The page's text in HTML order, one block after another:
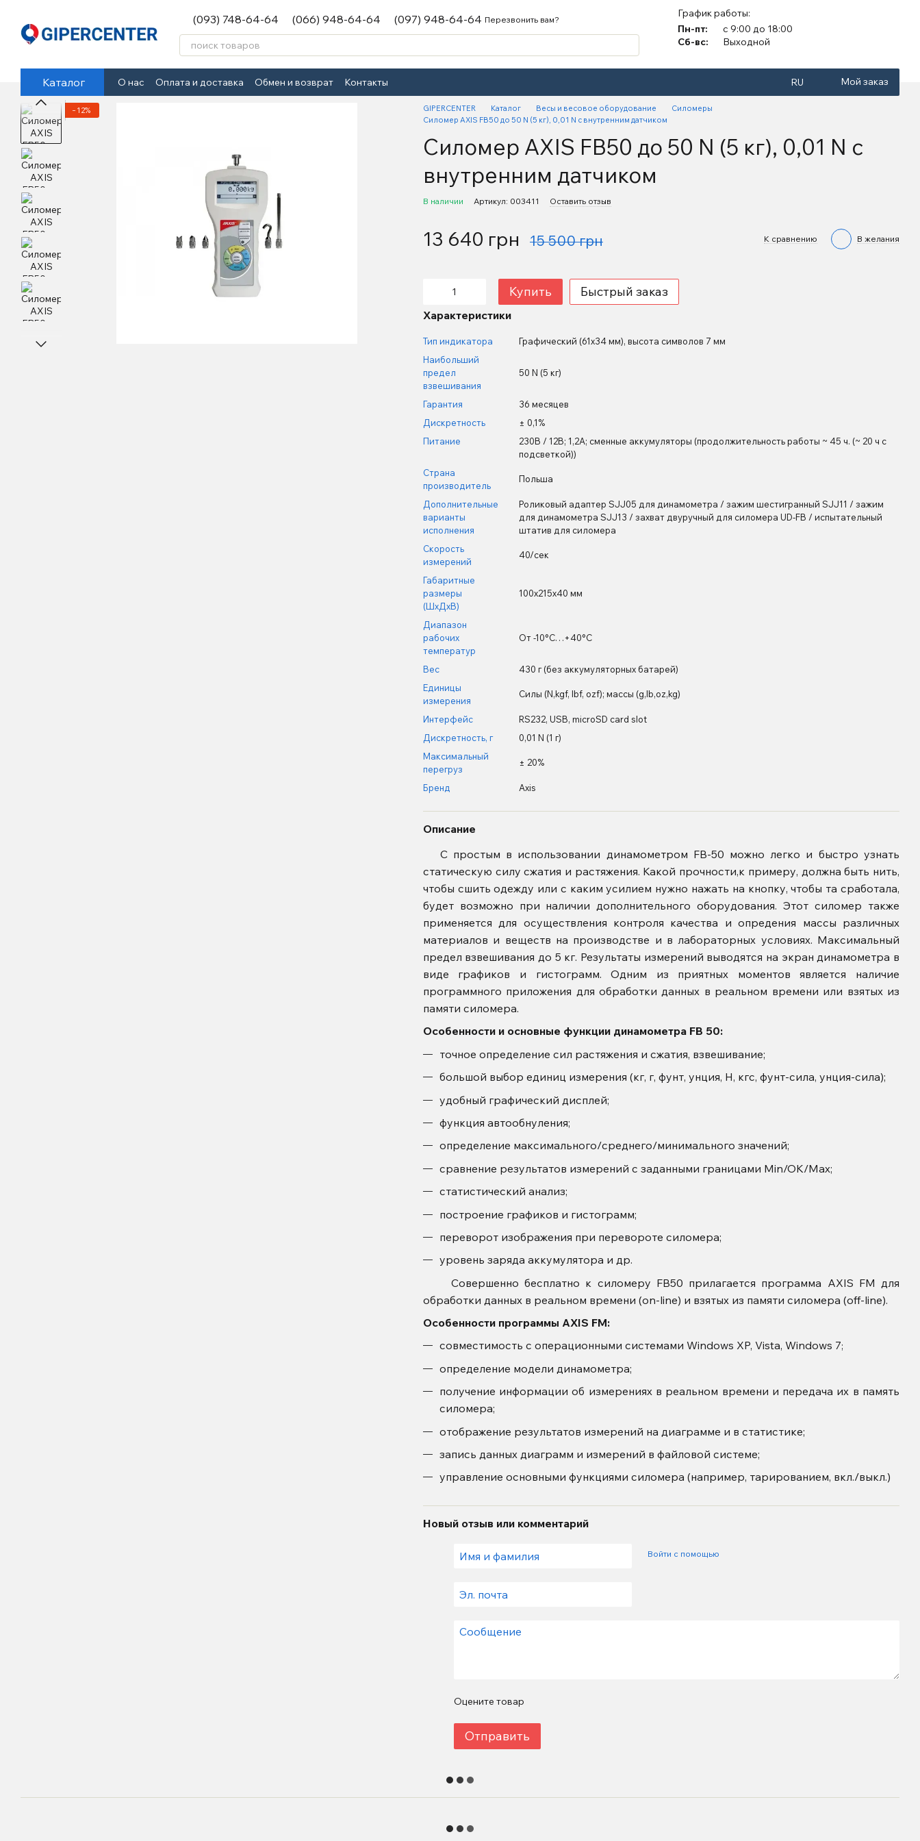
(093) 748-64-64 (066) 948-64-64 (097) 948-64-64 Перезвонить вам?
График работы:
Пн-пт:
с 9:00 до 18:00
Сб-вс:
Выходной
Каталог О нас Оплата и доставка Обмен и возврат Контакты RU Мой заказ
−12% GIPERCENTER Каталог Весы и весовое оборудование
Силомеры
Силомер АXIS FB50 до 50 N (5 кг), 0,01 N с внутренним датчиком
Силомер АXIS FB50 до 50 N (5 кг), 0,01 N с
внутренним датчиком
В наличии Артикул: 003411 Оставить отзыв
13 640 грн 15 500 грн К сравнению В желания
Купить Быстрый заказ
Характеристики
Тип индикатора
Графический (61х34 мм), высота символов 7 мм
Наибольший
предел
взвешивания
50 N (5 кг)
Гарантия
36 месяцев
Дискретность
± 0,1%
Питание
230В / 12В; 1,2А; сменные аккумуляторы (продолжительность работы ~ 45 ч. (~ 20 ч с
подсветкой))
Страна
производитель
Польша
Дополнительные
варианты
исполнения
Роликовый адаптер SJJ05 для динамометра / зажим шестигранный SJJ11 / зажим
для динамометра SJJ13 / захват двуручный для силомера UD-FB / испытательный
штатив для силомера
Скорость
измерений
40/сек
Габаритные
размеры
(ШхДхВ)
100х215х40 мм
Диапазон
рабочих
температур
От -10°С…+40°С
Вес
430 г (без аккумуляторных батарей)
Единицы
измерения
Силы (N,kgf, lbf, ozf); массы (g,lb,oz,kg)
Интерфейс
RS232, USB, microSD card slot
Дискретность, г
0,01 N (1 г)
Максимальный
перегруз
± 20%
Бренд Axis
Описание
С простым в использовании динамометром FB-50 можно легко и быстро узнать
статическую силу сжатия и растяжения. Какой прочности,к примеру, должна быть нить,
чтобы сшить одежду или с каким усилием нужно нажать на кнопку, чтобы та сработала,
будет возможно при наличии дополнительного оборудования. Этот силомер также
применяется для осуществления контроля качества и опредения массы различных
материалов и веществ на производстве и в лабораторных условиях. Максимальный
предел взвешивания до 5 кг. Результаты измерений выводятся на экран динамометра в
виде графиков и гистограмм. Одним из приятных моментов является наличие
программного приложения для обработки данных в реальном времени или взятых из
памяти силомера.
Особенности и основные функции динамометра FB 50:
точное определение сил растяжения и сжатия, взвешивание;
большой выбор единиц измерения (кг, г, фунт, унция, Н, кгс, фунт-сила, унция-сила);
удобный графический дисплей;
функция автообнуления;
определение максимального/среднего/минимального значений;
сравнение результатов измерений с заданными границами Min/OK/Max;
статистический анализ;
построение графиков и гистограмм;
переворот изображения при перевороте силомера;
уровень заряда аккумулятора и др.
Совершенно бесплатно к силомеру FB50 прилагается программа AXIS FM для
обработки данных в реальном времени (on-line) и взятых из памяти силомера (off-line).
Особенности программы AXIS FM:
совместимость с операционными системами Windows XP, Vista, Windows 7;
определение модели динамометра;
получение информации об измерениях в реальном времени и передача их в память
силомера;
отображение результатов измерений на диаграмме и в статистике;
запись данных диаграмм и измерений в файловой системе;
управление основными функциями силомера (например, тарированием, вкл./выкл.)
Новый отзыв или комментарий
Войти с помощью
Оцените товар
Отправить